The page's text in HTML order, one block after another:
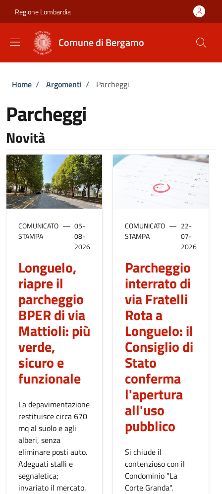
Regione Lombardia
Comune di Bergamo
Briciole di pane
Home / Argomenti / Parcheggi
Parcheggi
Novità
COMUNICATO
STAMPA
05-
08-
2026
Longuelo,
riapre il
parcheggio
BPER di via
Mattioli: più
verde,
sicuro e
funzionale
La depavimentazione
restituisce circa 670
mq al suolo e agli
alberi, senza
eliminare posti auto.
Adeguati stalli e
segnaletica;
invariato il mercato.
COMUNICATO
STAMPA
22-
07-
2026
Parcheggio
interrato di
via Fratelli
Rota a
Longuelo: il
Consiglio di
Stato
conferma
l'apertura
all'uso
pubblico
Si chiude il
contenzioso con il
Condominio "La
Corte Granda".